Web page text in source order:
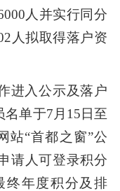
人并实行同分
人拟取得落户资
进入公示及落户
名单于7月15日至
站“首都之窗”公
请人可登录积分
终年度积分及排